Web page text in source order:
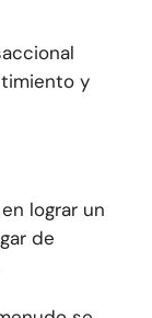
y
lograr un
de